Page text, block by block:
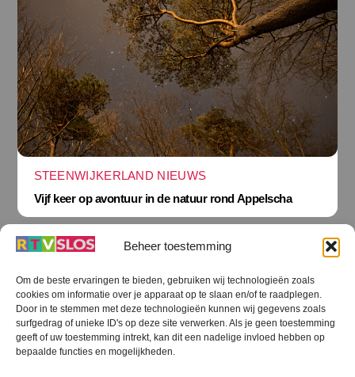
Beheer toestemming
Om de beste ervaringen te bieden, gebruiken wij technologieën zoals
cookies om informatie over je apparaat op te slaan en/of te raadplegen.
Door in te stemmen met deze technologieën kunnen wij gegevens zoals
surfgedrag of unieke ID's op deze site verwerken. Als je geen toestemming
geeft of uw toestemming intrekt, kan dit een nadelige invloed hebben op
bepaalde functies en mogelijkheden.
STEENWIJKERLAND NIEUWS
Vijf keer op avontuur in de natuur rond Appelscha
Terug
naar
boven
RTV SLOS